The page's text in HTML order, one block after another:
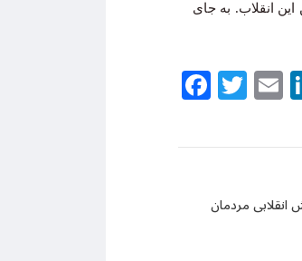
انقلاب. به جای
انقلابی مردمان